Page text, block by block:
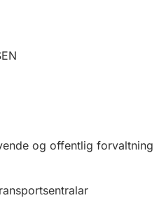
og offentlig forvaltning